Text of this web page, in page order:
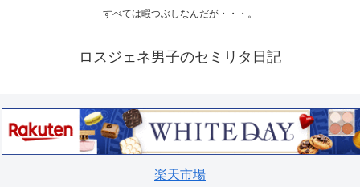
すべては暇つぶしなんだが・・・。
ロスジェネ男子のセミリタ日記
楽天市場